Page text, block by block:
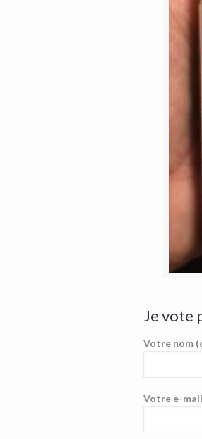
Je vote
Votre nom
Votre e-